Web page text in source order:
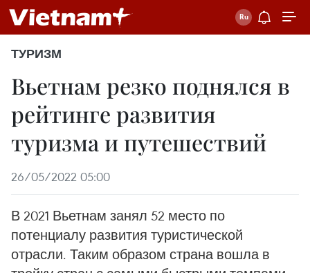
ТУРИЗМ
Вьетнам резко поднялся в
рейтинге развития
туризма и путешествий
26/05/2022 05:00
В 2021 Вьетнам занял 52 место по
потенциалу развития туристической
отрасли. Таким образом страна вошла в